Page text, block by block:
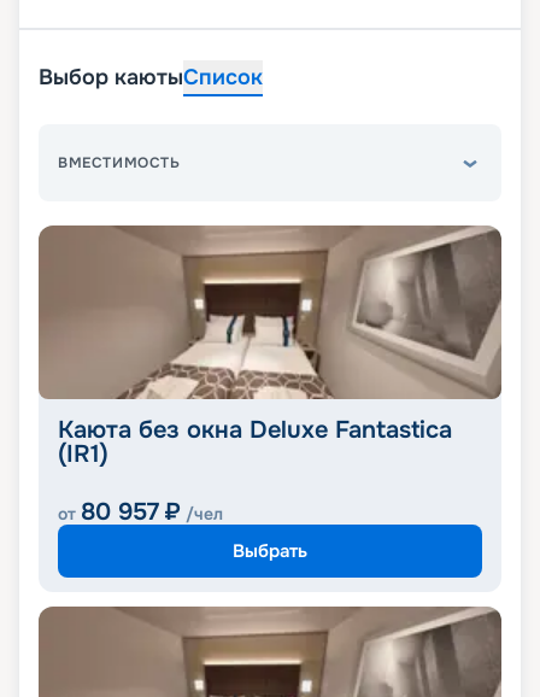
Выбор каютыСписок
ВМЕСТИМОСТЬ
Каюта без окна Deluxe Fantastica
(IR1)
от 80 957 ₽ /чел
Выбрать